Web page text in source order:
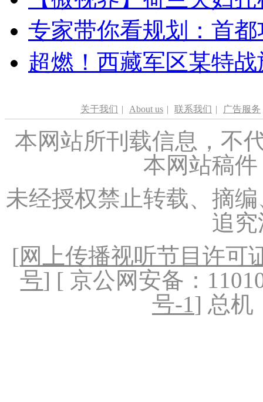
专家带你看规划：首
超燃！西藏军区某特
关于我们 | About us | 联系我们 | 广告服务
本网站所刊载信息，不
本网站稿
未经授权禁止转载、摘
追
[网上传播视听节目许可
号] [ 京公网安备：
号-1] 总机